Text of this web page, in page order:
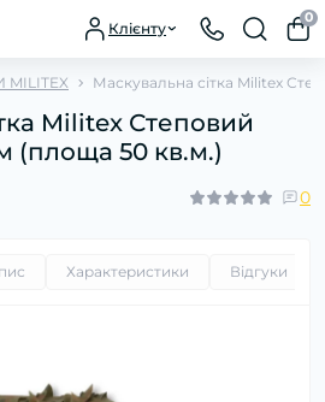
Клієнту
0
Маскувальна сітка Militex
Militex Степовий
(площа 50 кв.м.)
0
Характеристики Відгуки